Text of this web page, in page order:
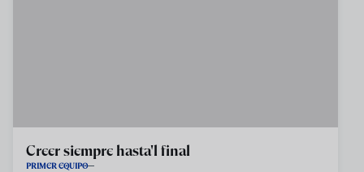
Creer siempre hasta'l final
PRIMER EQUIPO